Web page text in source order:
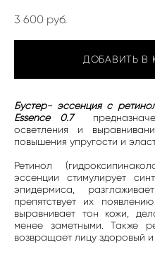
3 600 pуб.
ДОБАВИТЬ В
Бустер- эссенция с
Essence 0.7
осветления и
повышения упругости и
Ретинол
эссенции стимулирует
эпидермиса,
препятствует их
выравнивает тон кожи,
менее заметными. Также
возвращает лицу здоровый и